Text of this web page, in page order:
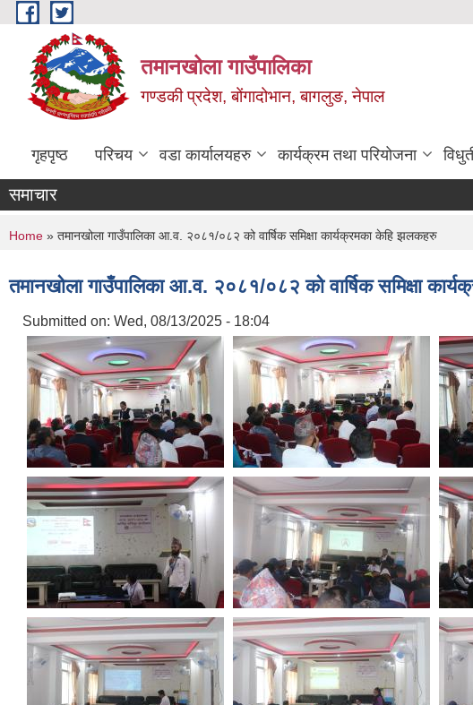
Skip to main content
तमानखोला गाउँपालिका
गण्डकी प्रदेश, बोंगादोभान, बागलुङ, नेपाल
गृहपृष्ठ परिचय वडा कार्यालयहरु कार्यक्रम तथा परियोजना
समाचार
You are here
Home » तमानखोला गाउँपालिका आ.व. २०८१/०८२ को वार्षिक समिक्षा कार्यक्रमका केहि झलकहरु
तमानखोला गाउँपालिका आ.व. २०८१/०८२ को वार्षिक समिक्षा
Submitted on: Wed, 08/13/2025 - 18:04